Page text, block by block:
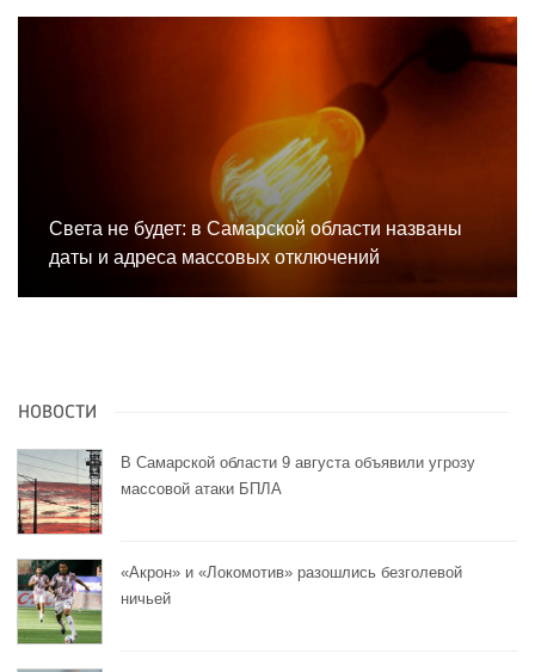
Света не будет: в Самарской области названы
даты и адреса массовых отключений
НОВОСТИ
В Самарской области 9 августа объявили угрозу
массовой атаки БПЛА
«Акрон» и «Локомотив» разошлись безголевой
ничьей